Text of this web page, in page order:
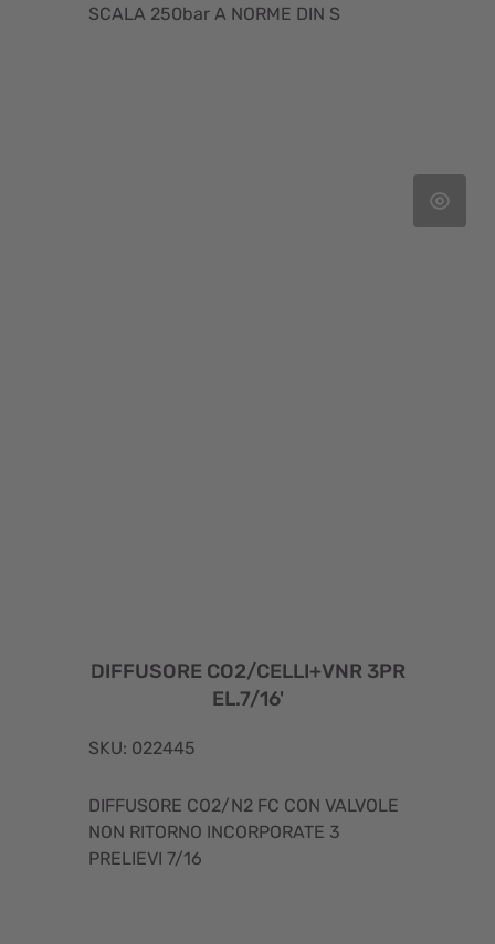
SCALA 250bar A NORME DIN S
DIFFUSORE CO2/CELLI+VNR 3PR
EL.7/16'
SKU: 022445
DIFFUSORE CO2/N2 FC CON VALVOLE
NON RITORNO INCORPORATE 3
PRELIEVI 7/16